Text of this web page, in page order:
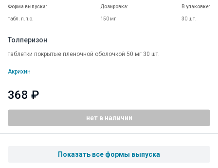
Форма выпуска:
табл. п.п.о.
Дозировка:
150 мг
В упаковке:
30 шт.
Толперизон
таблетки покрытые пленочной оболочкой 50 мг 30 шт.
Акрихин
368 ₽
нет в наличии
Показать все формы выпуска